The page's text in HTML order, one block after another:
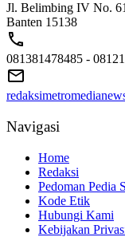
Jl. Belimbing IV No.
Banten 15138
081381478485 -
Navigasi
Home
Redaksi
Pedoman Pedia
Kode Etik
Hubungi Kami
Kebijakan